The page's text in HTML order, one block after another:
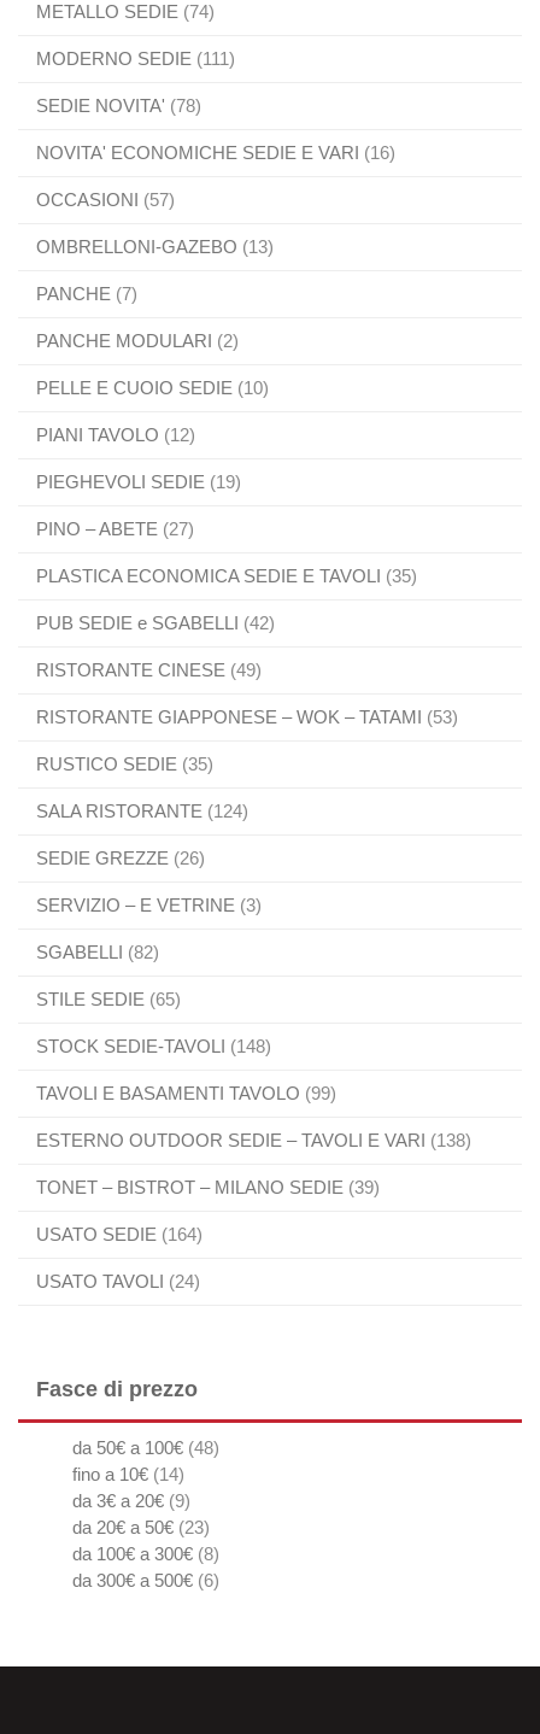
METALLO SEDIE (74)
MODERNO SEDIE (111)
SEDIE NOVITA' (78)
NOVITA' ECONOMICHE SEDIE E VARI (16)
OCCASIONI (57)
OMBRELLONI-GAZEBO (13)
PANCHE (7)
PANCHE MODULARI (2)
PELLE E CUOIO SEDIE (10)
PIANI TAVOLO (12)
PIEGHEVOLI SEDIE (19)
PINO – ABETE (27)
PLASTICA ECONOMICA SEDIE E TAVOLI (35)
PUB SEDIE e SGABELLI (42)
RISTORANTE CINESE (49)
RISTORANTE GIAPPONESE – WOK – TATAMI (53)
RUSTICO SEDIE (35)
SALA RISTORANTE (124)
SEDIE GREZZE (26)
SERVIZIO – E VETRINE (3)
SGABELLI (82)
STILE SEDIE (65)
STOCK SEDIE-TAVOLI (148)
TAVOLI E BASAMENTI TAVOLO (99)
ESTERNO OUTDOOR SEDIE – TAVOLI E VARI (138)
TONET – BISTROT – MILANO SEDIE (39)
USATO SEDIE (164)
USATO TAVOLI (24)
Fasce di prezzo
da 50€ a 100€ (48)
fino a 10€ (14)
da 3€ a 20€ (9)
da 20€ a 50€ (23)
da 100€ a 300€ (8)
da 300€ a 500€ (6)